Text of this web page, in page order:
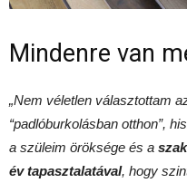
Mindenre van
„Nem véletlen választottam
“padlóburkolásban otthon”,
a szüleim öröksége és a
év tapasztalatával, hogy